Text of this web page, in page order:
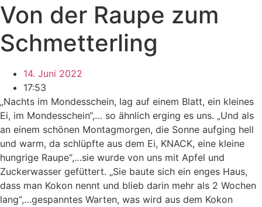
Von der Raupe zum
Schmetterling
14. Juni 2022
17:53
„Nachts im Mondesschein, lag auf einem Blatt, ein kleines
Ei, im Mondesschein“,… so ähnlich erging es uns. „Und als
an einem schönen Montagmorgen, die Sonne aufging hell
und warm, da schlüpfte aus dem Ei, KNACK, eine kleine
hungrige Raupe“,…sie wurde von uns mit Apfel und
Zuckerwasser gefüttert. „Sie baute sich ein enges Haus,
dass man Kokon nennt und blieb darin mehr als 2 Wochen
lang“,…gespanntes Warten, was wird aus dem Kokon